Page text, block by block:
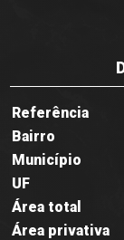
Referência
Bairro
Município
UF
Área total
Área privativa